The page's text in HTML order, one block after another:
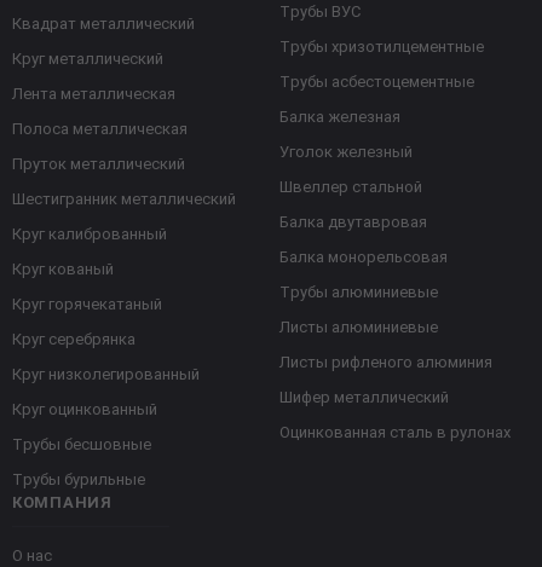
КОМПАНИЯ
О нас
Квадрат металлический
Круг металлический
Лента металлическая
Полоса металлическая
Пруток металлический
Шестигранник металлический
Круг калиброванный
Круг кованый
Круг горячекатаный
Круг серебрянка
Круг низколегированный
Круг оцинкованный
Трубы бесшовные
Трубы бурильные
Трубы ВУС
Трубы хризотилцементные
Трубы асбестоцементные
Балка железная
Уголок железный
Швеллер стальной
Балка двутавровая
Балка монорельсовая
Трубы алюминиевые
Листы алюминиевые
Листы рифленого алюминия
Шифер металлический
Оцинкованная сталь в рулонах